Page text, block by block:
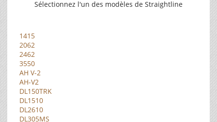
Sélectionnez l'un des modèles de Straightline
1415
2062
2462
3550
AH V-2
AH-V2
DL150TRK
DL1510
DL2610
DL305MS